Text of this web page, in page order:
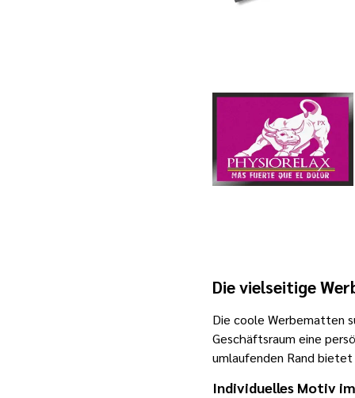
Die vielseitige
Die coole Werbematten
Geschäftsraum eine
umlaufenden Rand
Individuelles Motiv